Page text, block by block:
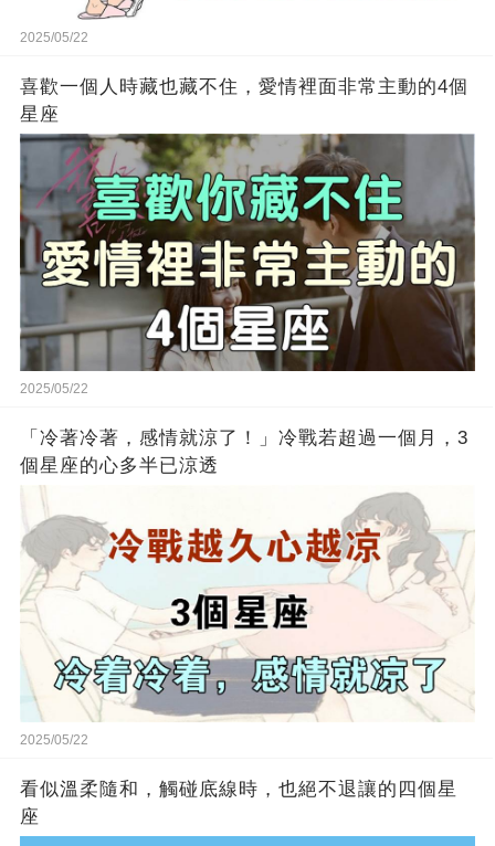
2025/05/22
喜歡一個人時藏也藏不住，愛情裡面非常主動的4個
星座
2025/05/22
「冷著冷著，感情就涼了！」冷戰若超過一個月，3
個星座的心多半已涼透
2025/05/22
看似溫柔隨和，觸碰底線時，也絕不退讓的四個星
座